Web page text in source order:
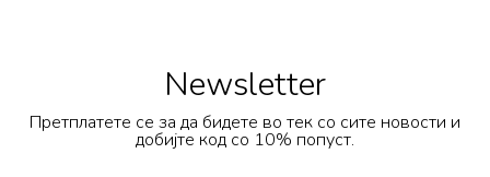
Newsletter
Претплатете се за да бидете во тек со сите новости и
добијте код со 10% попуст.